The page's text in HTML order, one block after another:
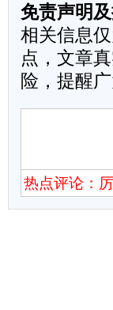
免责声明及
相关信息
点，文章
险，提醒
热点评论：